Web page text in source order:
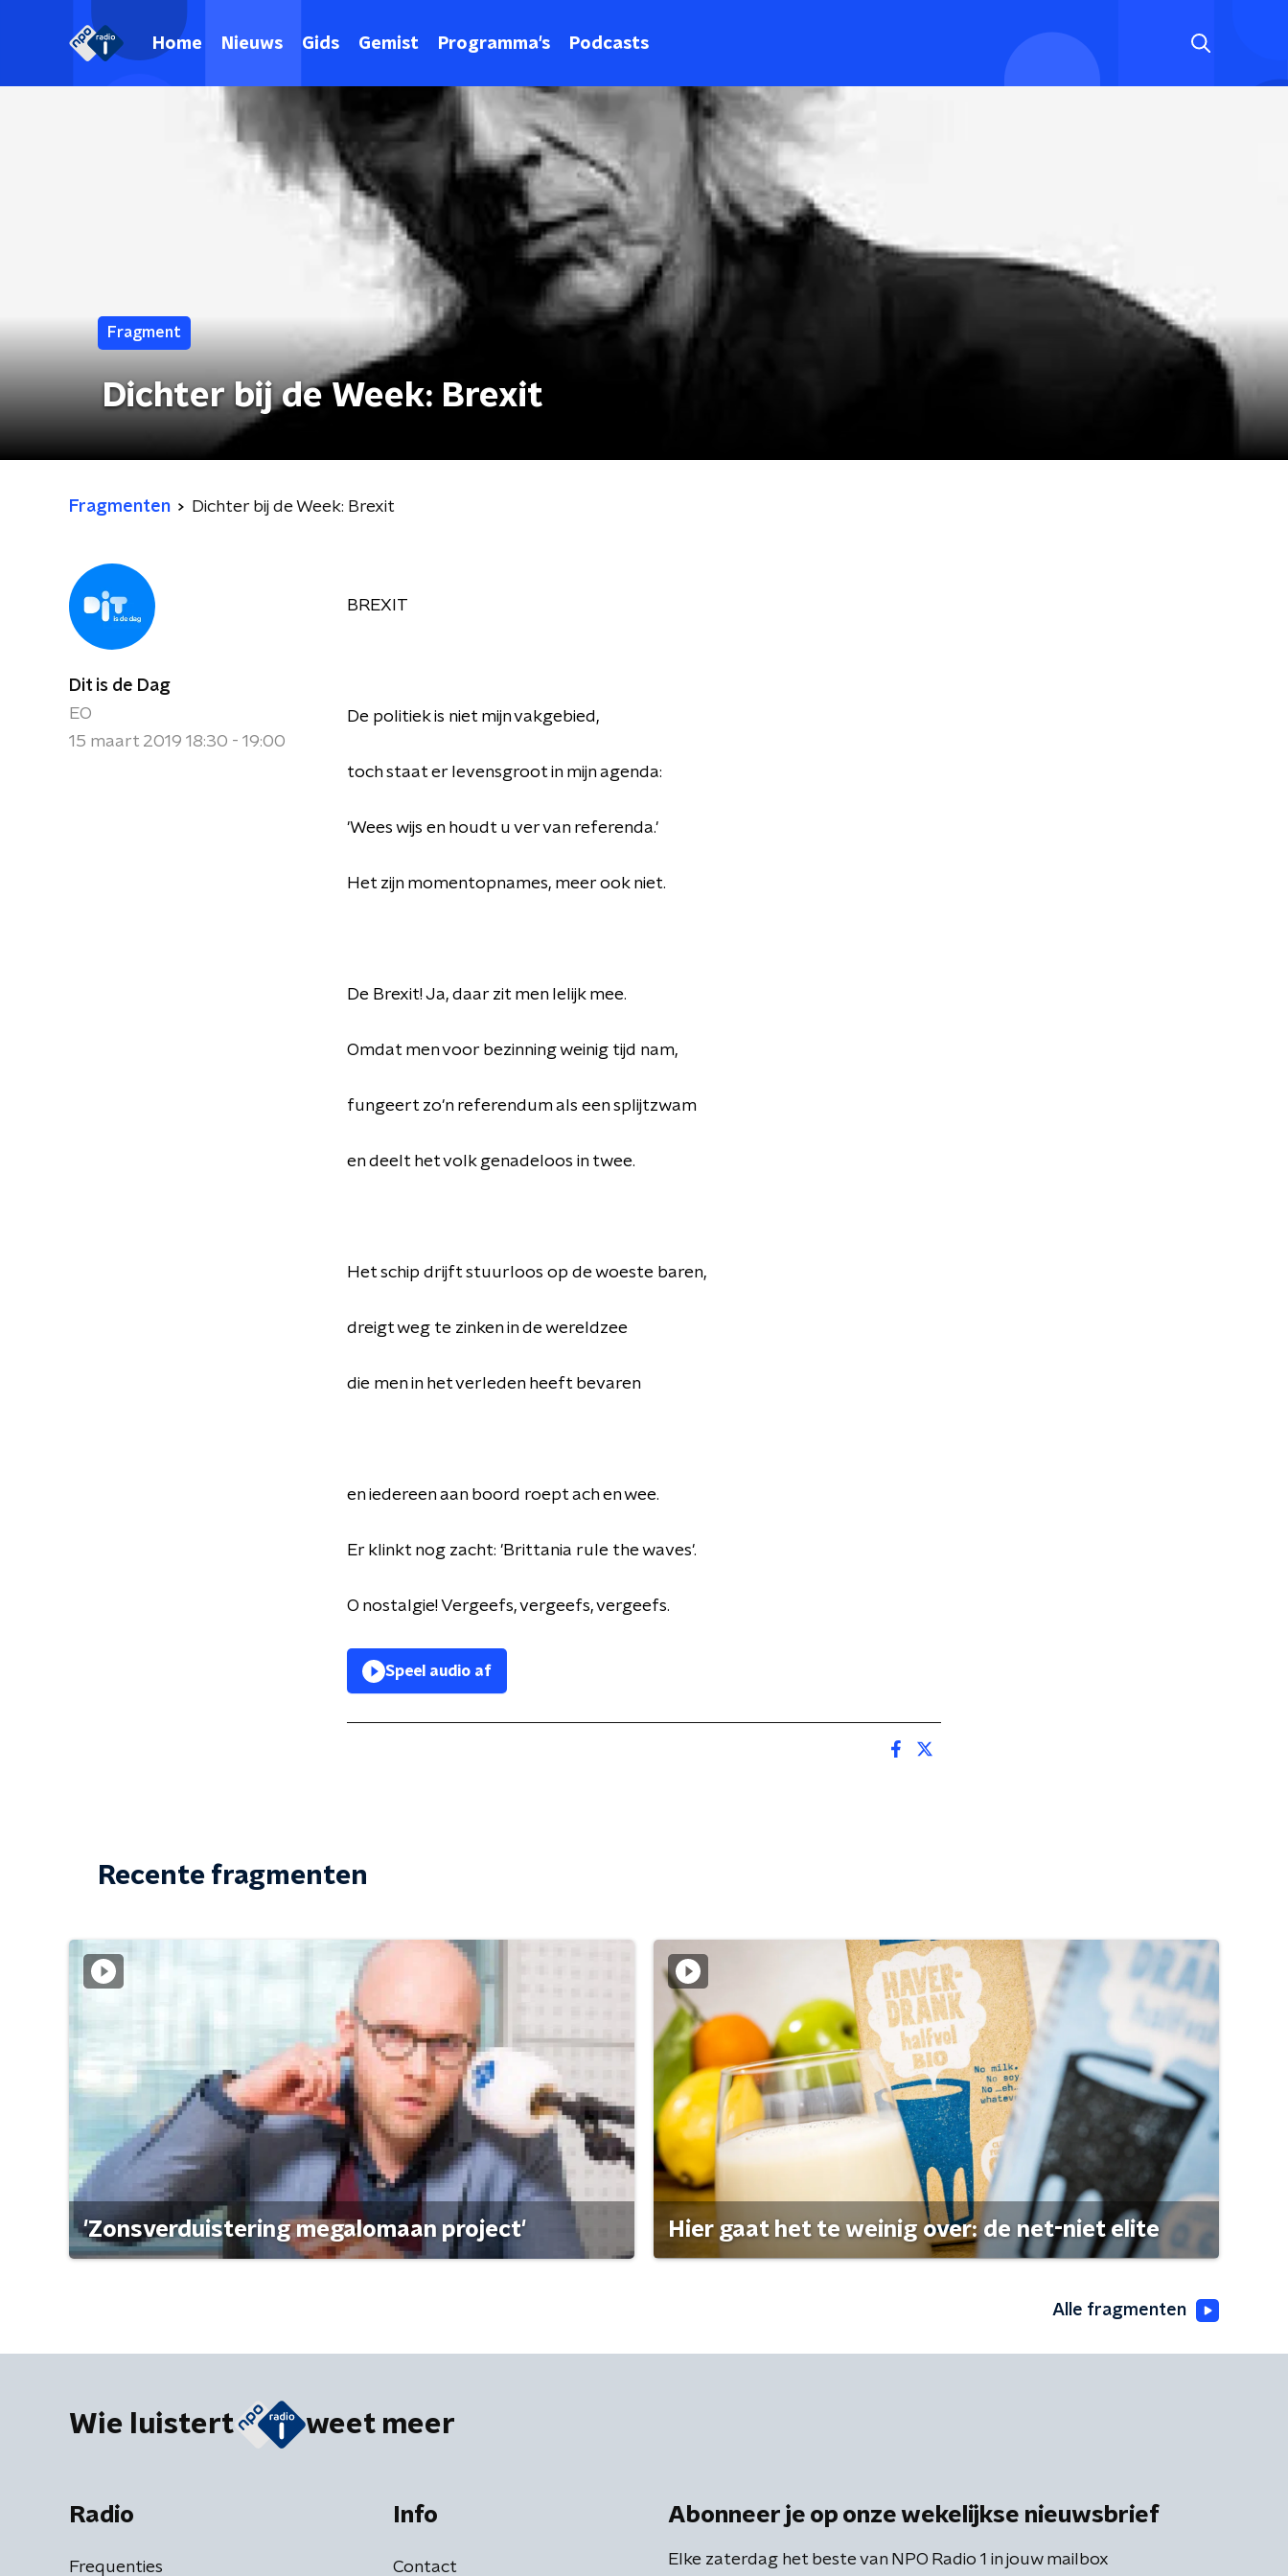
Home Nieuws Gids Gemist Programma's Podcasts
Fragment
Dichter bij de Week: Brexit
Fragmenten Dichter bij de Week: Brexit
Dit is de Dag
EO
15 maart 2019 18:30 - 19:00
BREXIT
De politiek is niet mijn vakgebied,
toch staat er levensgroot in mijn agenda:
'Wees wijs en houdt u ver van referenda.'
Het zijn momentopnames, meer ook niet.
De Brexit! Ja, daar zit men lelijk mee.
Omdat men voor bezinning weinig tijd nam,
fungeert zo'n referendum als een splijtzwam
en deelt het volk genadeloos in twee.
Het schip drijft stuurloos op de woeste baren,
dreigt weg te zinken in de wereldzee
die men in het verleden heeft bevaren
en iedereen aan boord roept ach en wee.
Er klinkt nog zacht: 'Brittania rule the waves'.
O nostalgie! Vergeefs, vergeefs, vergeefs.
Speel audio af
Recente fragmenten
'Zonsverduistering megalomaan project' Hier gaat het te weinig over: de net-niet elite
Alle fragmenten
Wie luistert weet meer
Radio
Frequenties
Info
Contact
Abonneer je op onze wekelijkse nieuwsbrief
Elke zaterdag het beste van NPO Radio 1 in jouw mailbox